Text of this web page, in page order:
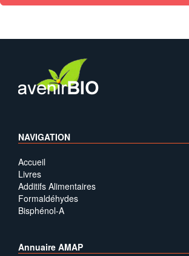
NAVIGATION
Accueil
Livres
Additifs Alimentaires
Formaldéhydes
Bisphénol-A
Annuaire AMAP